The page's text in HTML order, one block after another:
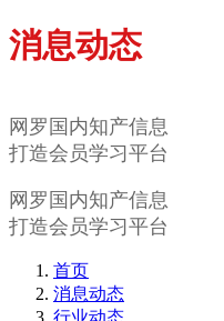
消息动态
网罗国内知产信息
打造会员学习平台
网罗国内知产信息
打造会员学习平台
首页
消息动态
行业动态